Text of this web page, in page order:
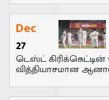
Dec
27
டெஸ்ட்
வித்தியாசமான